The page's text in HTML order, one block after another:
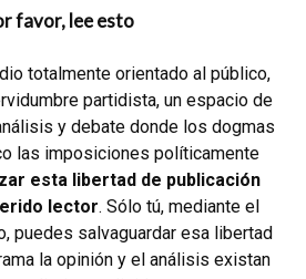
favor, lee esto
totalmente orientado al público,
partidista, un espacio de
y debate donde los dogmas
las imposiciones políticamente
esta libertad de publicación
lector. Sólo tú, mediante el
puedes salvaguardar esa libertad
la opinión y el análisis existan